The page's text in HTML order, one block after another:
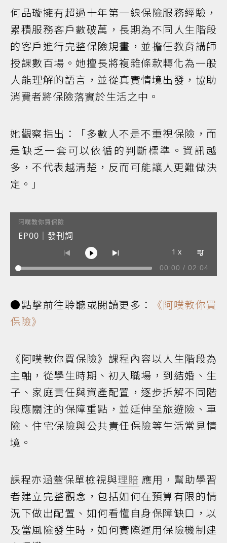
何品璇擁有超過十年第一線保險服務經驗，
累積服務客戶數破萬，長期為不同人生階段
的客戶進行完整保險規畫，並擔任教育講師
授課數百場。她擅長將複雜條款轉化為一般
人能理解的語言，並從真實情境出發，協助
消費者將保險落實於生活之中。
她觀察指出：「多數人不是不重視保險，而
是缺乏一套可以依循的判斷標準。資訊越
多，不代表越清楚，反而可能讓人更難做決
定。」
阿噗教你買保險
EP00｜發刊詞
1 x
00:00 / 02:04
●點擊前往聆聽或閱讀更多：
《阿噗教你買
保險》
《阿噗教你買保險》課程內容以人生階段為
主軸，從學生時期、初入職場，到結婚、生
子、家庭責任與資產配置，逐步拆解不同階
段應關注的保障重點，並延伸至旅遊險、車
險、住宅保險與公共責任保險等生活常見情
境。
課程亦涵蓋保單檢視與理賠 應用，幫助學習
者建立完整觀念，包括如何在預算有限的情
況下做出配置、如何看懂自身保障缺口，以
及當風險發生時，如何實際運用保險機制建